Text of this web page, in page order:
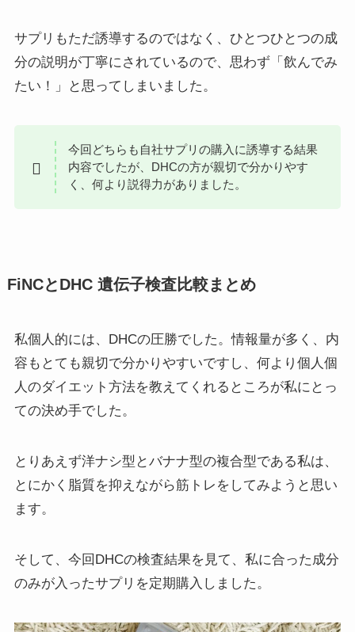
サプリもただ誘導するのではなく、ひとつひとつの成
分の説明が丁寧にされているので、思わず「飲んでみ
たい！」と思ってしまいました。
今回どちらも自社サプリの購入に誘導する結果
内容でしたが、DHCの方が親切で分かりやす
く、何より説得力がありました。
FiNCとDHC 遺伝子検査比較まとめ
私個人的には、DHCの圧勝でした。情報量が多く、内
容もとても親切で分かりやすいですし、何より個人個
人のダイエット方法を教えてくれるところが私にとっ
ての決め手でした。
とりあえず洋ナシ型とバナナ型の複合型である私は、
とにかく脂質を抑えながら筋トレをしてみようと思い
ます。
そして、今回DHCの検査結果を見て、私に合った成分
のみが入ったサプリを定期購入しました。